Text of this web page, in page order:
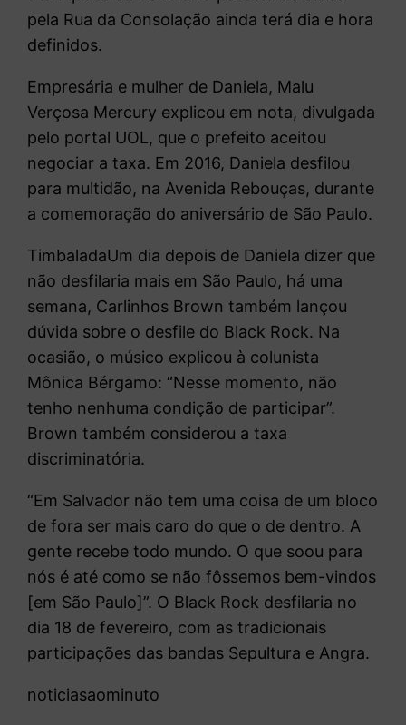
pela Rua da Consolação ainda terá dia e hora
definidos.
Empresária e mulher de Daniela, Malu
Verçosa Mercury explicou em nota, divulgada
pelo portal UOL, que o prefeito aceitou
negociar a taxa. Em 2016, Daniela desfilou
para multidão, na Avenida Rebouças, durante
a comemoração do aniversário de São Paulo.
TimbaladaUm dia depois de Daniela dizer que
não desfilaria mais em São Paulo, há uma
semana, Carlinhos Brown também lançou
dúvida sobre o desfile do Black Rock. Na
ocasião, o músico explicou à colunista
Mônica Bérgamo: “Nesse momento, não
tenho nenhuma condição de participar”.
Brown também considerou a taxa
discriminatória.
“Em Salvador não tem uma coisa de um bloco
de fora ser mais caro do que o de dentro. A
gente recebe todo mundo. O que soou para
nós é até como se não fôssemos bem-vindos
[em São Paulo]”. O Black Rock desfilaria no
dia 18 de fevereiro, com as tradicionais
participações das bandas Sepultura e Angra.
noticiasaominuto